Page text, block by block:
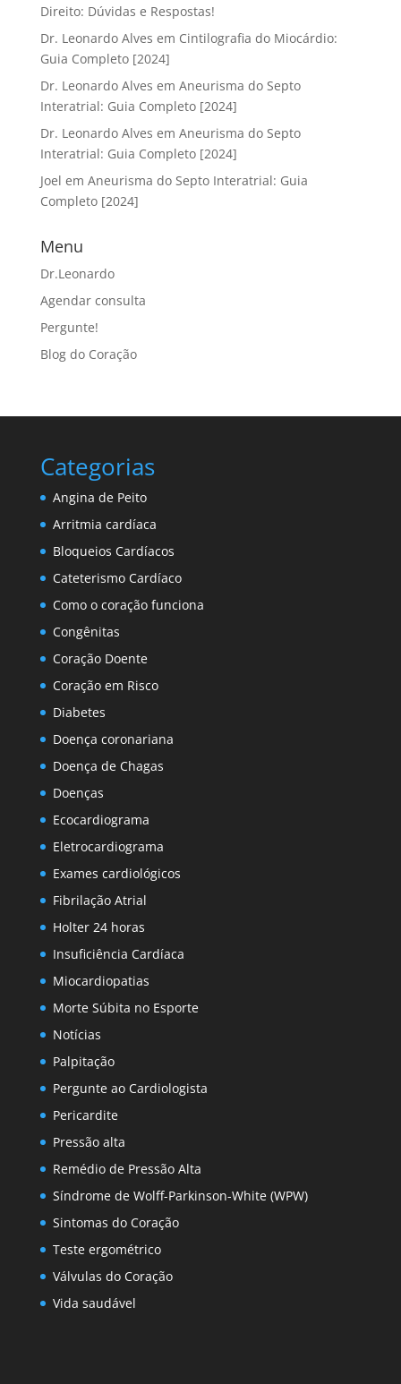
Direito: Dúvidas e Respostas!
Dr. Leonardo Alves em Cintilografia do Miocárdio:
Guia Completo [2024]
Dr. Leonardo Alves em Aneurisma do Septo
Interatrial: Guia Completo [2024]
Dr. Leonardo Alves em Aneurisma do Septo
Interatrial: Guia Completo [2024]
Joel em Aneurisma do Septo Interatrial: Guia
Completo [2024]
Menu
Dr.Leonardo
Agendar consulta
Pergunte!
Blog do Coração
Categorias
Angina de Peito
Arritmia cardíaca
Bloqueios Cardíacos
Cateterismo Cardíaco
Como o coração funciona
Congênitas
Coração Doente
Coração em Risco
Diabetes
Doença coronariana
Doença de Chagas
Doenças
Ecocardiograma
Eletrocardiograma
Exames cardiológicos
Fibrilação Atrial
Holter 24 horas
Insuficiência Cardíaca
Miocardiopatias
Morte Súbita no Esporte
Notícias
Palpitação
Pergunte ao Cardiologista
Pericardite
Pressão alta
Remédio de Pressão Alta
Síndrome de Wolff-Parkinson-White (WPW)
Sintomas do Coração
Teste ergométrico
Válvulas do Coração
Vida saudável